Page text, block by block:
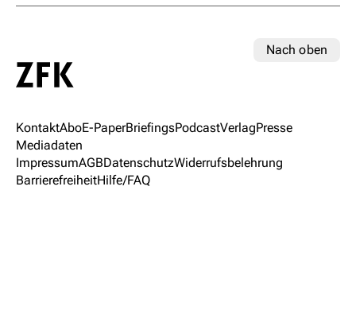
Nach oben
KontaktAboE-PaperBriefingsPodcastVerlagPresse
Mediadaten
ImpressumAGBDatenschutzWiderrufsbelehrung
BarrierefreiheitHilfe/FAQ